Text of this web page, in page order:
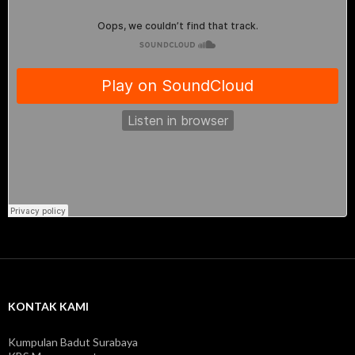
KONTAK KAMI
Kumpulan Badut Surabaya